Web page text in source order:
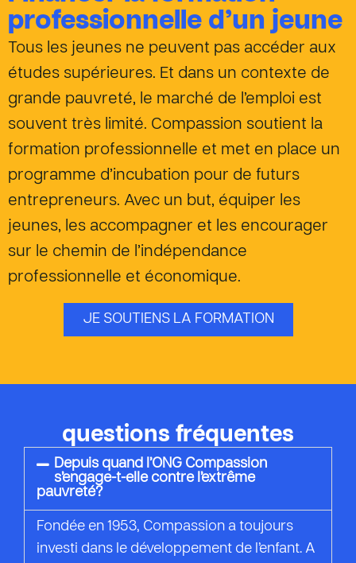
professionnelle d’un jeune
Tous les jeunes ne peuvent pas accéder aux
études supérieures. Et dans un contexte de
grande pauvreté, le marché de l’emploi est
souvent très limité. Compassion soutient la
formation professionnelle et met en place un
programme d’incubation pour de futurs
entrepreneurs. Avec un but, équiper les
jeunes, les accompagner et les encourager
sur le chemin de l’indépendance
professionnelle et économique.
JE SOUTIENS LA FORMATION
questions fréquentes
Depuis quand l’ONG Compassion
s’engage-t-elle contre l’extrême
pauvreté?
Fondée en 1953, Compassion a toujours
investi dans le développement de l’enfant. A